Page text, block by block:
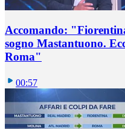
Accomando:
sogno Mastantuono.
Roma"
00:57